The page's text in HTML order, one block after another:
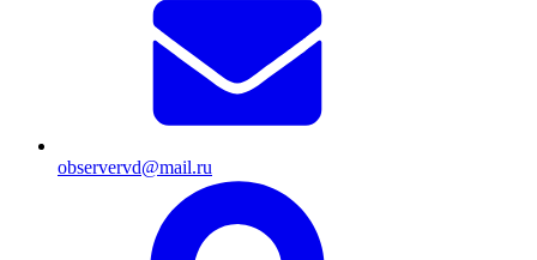
observervd@mail.ru